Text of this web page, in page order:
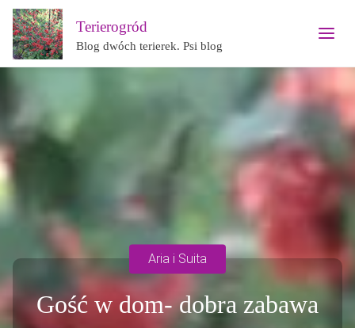
Terierogród
Blog dwóch terierek. Psi blog
Gość w dom- dobra zabawa
Aria i Suita